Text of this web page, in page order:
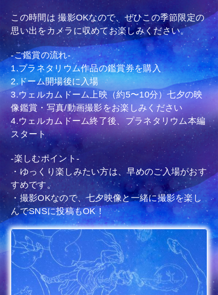
この時間は 撮影OKなので、ぜひこの季節限定の
思い出をカメラに収めてお楽しみください。
-ご鑑賞の流れ-
1.プラネタリウム作品の鑑賞券を購入
2.ドーム開場後に入場
3.ウェルカムドーム上映（約5〜10分）七夕の映
像鑑賞・写真/動画撮影をお楽しみください
4.ウェルカムドーム終了後、プラネタリウム本編
スタート
-楽しむポイント-
・ゆっくり楽しみたい方は、早めのご入場がおす
すめです。
・撮影OKなので、七夕映像と一緒に撮影を楽し
んでSNSに投稿もOK！